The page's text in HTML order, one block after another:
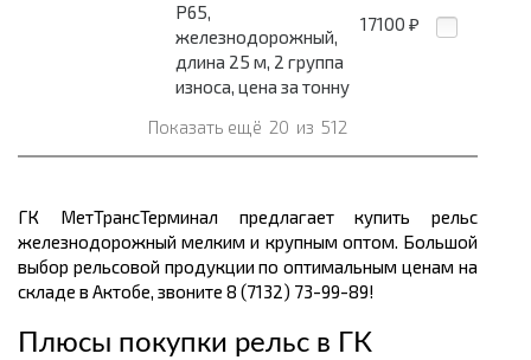
Р65,
железнодорожный,
длина 25 м, 2 группа
износа, цена за тонну
17100 ₽
Показать ещё 20 из 512
ГК МетТрансТерминал предлагает купить рельс
железнодорожный мелким и крупным оптом. Большой
выбор рельсовой продукции по оптимальным ценам на
складе в Актобе, звоните 8 (7132) 73-99-89!
Плюсы покупки рельс в ГК